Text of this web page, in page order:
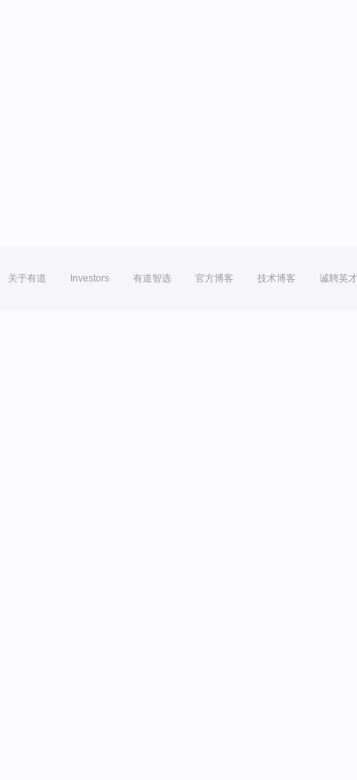
关于有道 Investors 有道智选 官方博客 技术博客 诚聘英才